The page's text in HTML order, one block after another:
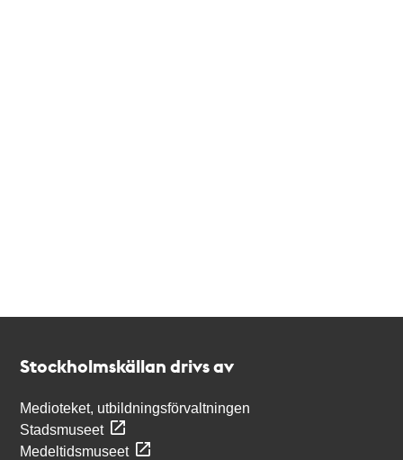
Stockholmskällan drivs av
Medioteket, utbildningsförvaltningen
Stadsmuseet
Medeltidsmuseet